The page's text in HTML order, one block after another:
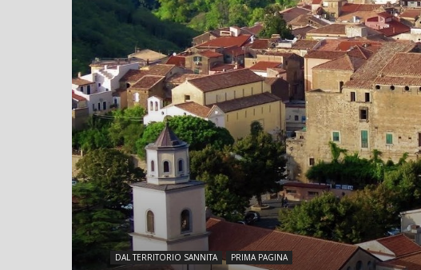
DAL TERRITORIO SANNITA PRIMA PAGINA